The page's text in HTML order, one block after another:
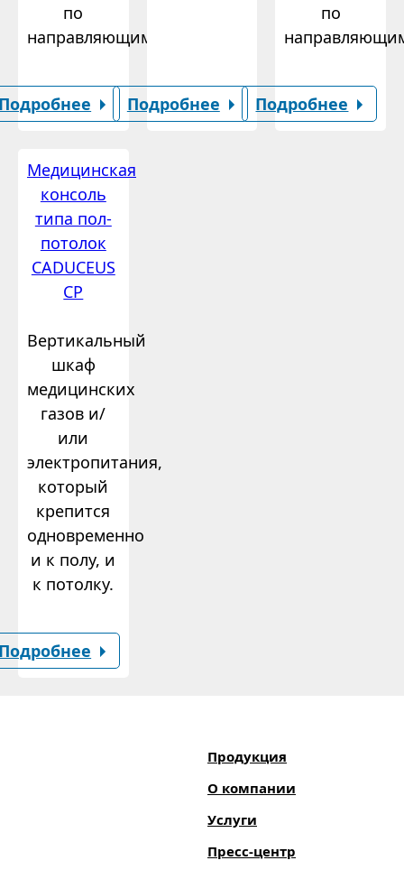
по
направляющим.
Подробнее
по
Подробнее
Медицинская
консоль
типа пол-
потолок
CADUCEUS
CP
Вертикальный
шкаф
медицинских
газов и/
или
электропитания,
который
крепится
одновременно
и к полу, и
к потолку.
Продукция
О компании
Услуги
Пресс-центр